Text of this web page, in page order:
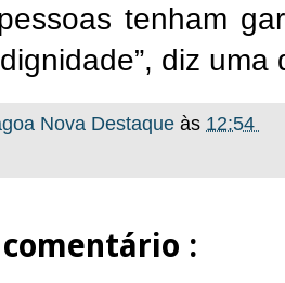
tenham
diz
Nova Destaque às 12:54
: